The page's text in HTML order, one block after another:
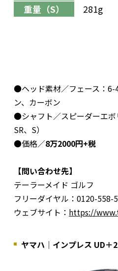
重量（S）
281g
●ヘッド素材／フェース：6-
ン、カーボン
●シャフト／スピーダーエボ
SR、S）
●価格／8万2000円+税
【問い合わせ先】
テーラーメイド ゴルフ
フリーダイヤル：0120-558-
ウェブサイト： https://
ヤマハ｜インプレス UD＋